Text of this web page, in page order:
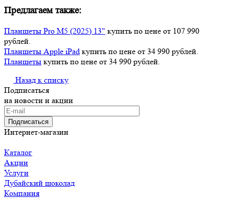
Предлагаем также:
Планшеты Pro M5 (2025) 13" купить по цене от 107 990
рублей.
Планшеты Apple iPad купить по цене от 34 990 рублей.
Планшеты купить по цене от 34 990 рублей.
Назад к списку
Подписаться
на новости и акции
Подписаться
Интернет-магазин
Каталог
Акции
Услуги
Дубайский шоколад
Компания